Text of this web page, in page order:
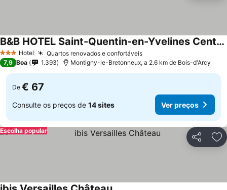
3 EstrelasHotel Quartos renovados e confortáveis
B&B HOTEL Saint-Quentin-en-Yvelines Centre Gare
7,9 Boa 1.393 Montigny-le-Bretonneux, a 2.6 km de Bois-d'Arcy
De € 67
Consulte os preços de 14 sites Ver preços
Partilhar
Escolha popular